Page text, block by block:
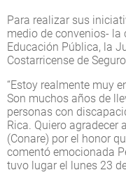
Para realizar sus
medio de convenios-
Educación Pública, la
Costarricense de
“Estoy realmente muy
Son muchos años de
personas con
Rica. Quiero agradecer
(Conare) por el honor
comentó emocionada
tuvo lugar el lunes 23